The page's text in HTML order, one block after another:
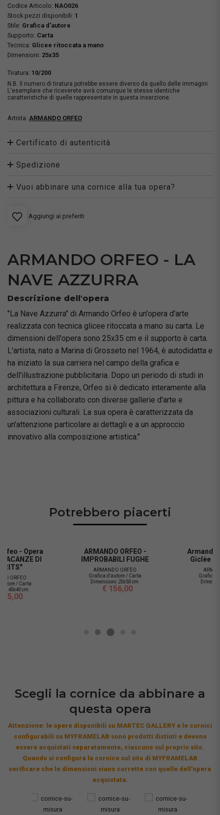
Codice Articolo: NAO026
Stock pezzi disponibili: 1
Stile: Grafica d'autore
Supporto: Carta
Tecnica: Glicee ritoccata a mano
Dimensioni: 25x35
Tiratura: 10/200
N.B. Il numero di tiratura potrebbe essere diverso da quello delle immagini.
L'esemplare che riceverete avrà comunque le stesse identiche
caratteristiche di quelle rappresentate in questa inserzione.
Artista: ARMANDO ORFEO
Certificato di autenticità
Spedizione
Vuoi abbinare una cornice alla tua opera?
Aggiungi ai preferiti
ARMANDO ORFEO - LA
NAVE AZZURRA
Descrizione dell'opera
"La Nave Azzurra" di Armando Orfeo è un'opera d'arte
realizzata con tecnica glicee ritoccata a mano su carta. Le
dimensioni dell'opera sono 25x35 cm e il supporto è carta.
L'artista, nato a Marina di Grosseto nel 1964, è autodidatta e
ha iniziato la sua carriera nel campo della grafica e
dell'illustrazione pubblicitaria. Dopo un periodo di studi in
architettura a Firenze, Orfeo si è dedicato interamente alla
pittura e ha collaborato con diverse gallerie d'arte e
associazioni culturali. La sua opera è caratterizzata da
un'attenzione particolare ai dettagli e a un approccio
innovativo alla composizione artistica."
Potrebbero piacerti
ARMANDO ORFEO -
IMPROBABILI FUGHE
Dimensioni:
Armando Orfeo - Opera
Giclèe "LET'S DANCE"
Grafica d'autore / Carta
Scegli la cornice da abbinare a
questa opera
Attenzione: le opere disponibili su MARTEC GALLERY e le cornici
configurabili su MYFRAMELAB sono prodotti distinti e devono
essere acquistati separatamente, ciascuno sul proprio sito.
Quando si configura la cornice sul sito di MYFRAMELAB
verificare che le dimensioni siano corrette con quelle dell'opera
acquistata.